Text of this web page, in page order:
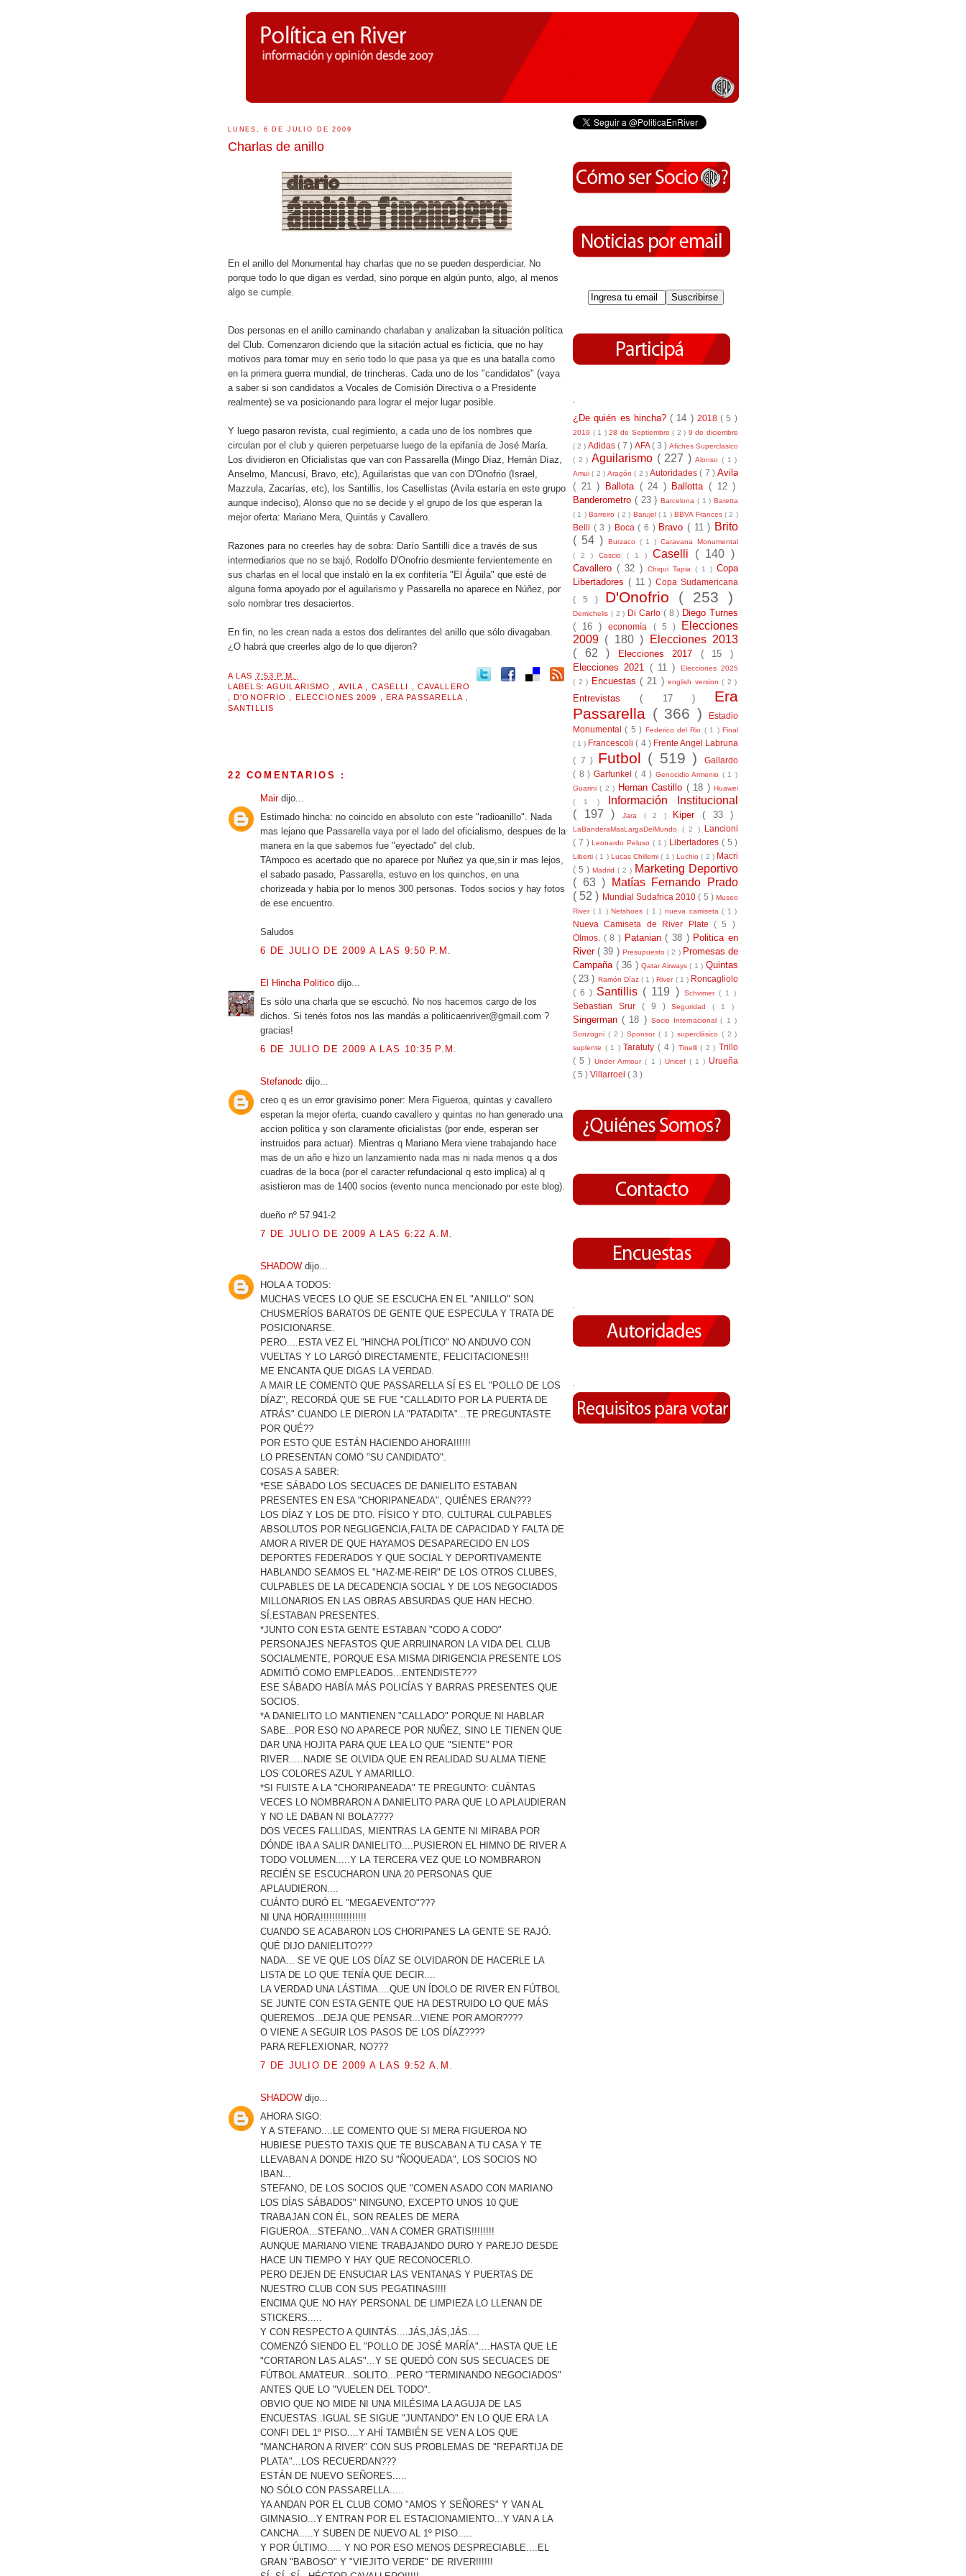
LUNES, 6 DE JULIO DE 2009
Charlas de anillo
En el anillo del Monumental hay charlas que no se pueden desperdiciar. No
porque todo lo que digan es verdad, sino porque en algún punto, algo, al menos
algo se cumple.
Dos personas en el anillo caminando charlaban y analizaban la situación política
del Club. Comenzaron diciendo que la sitación actual es ficticia, que no hay
motivos para tomar muy en serio todo lo que pasa ya que es una batalla como
en la primera guerra mundial, de trincheras. Cada uno de los "candidatos" (vaya
a saber si son candidatos a Vocales de Comisión Directiva o a Presidente
realmente) se va posicionando para lograr el mejor lugar posible.
Y luego pasaron revista, cual regimiento, a cada uno de los nombres que
circulan por el club y quieren perpetuarse luego de la epifanía de José María.
Los dividieron en Oficialistas que van con Passarella (Mingo Díaz, Hernán Díaz,
Anselmo, Mancusi, Bravo, etc), Aguilaristas que van con D'Onofrio (Israel,
Mazzula, Zacarías, etc), los Santillis, los Casellistas (Avila estaría en este grupo
aunque indeciso), Alonso que no se decide y el grupo de los que esperan la
mejor oferta: Mariano Mera, Quintás y Cavallero.
Razones para no creerles hay de sobra: Darío Santilli dice a través de sus
intermediarios que no se bajó, Rodolfo D'Onofrio desmiente fervientemente en
sus charlas en el local que instaló en la ex confitería "El Águila" que esté de
alguna forma apoyado por el aguilarismo y Passarella no aparece en Núñez, por
solo nombrar tres desaciertos.
En fin, no les crean nada a estos dos delirantes del anillo que sólo divagaban.
¿O habrá que creerles algo de lo que dijeron?
A LAS 7:53 P.M.
LABELS: AGUILARISMO AVILA CASELLI
CAVALLERO
,D'ONOFRIO ELECCIONES 2009 ERA PASSARELLA
SANTILLIS
22 COMENTARIOS :
Mair dijo...
Estimado hincha: no coincido en absoluto con este "radioanillo". Nada
mas lejano que Passarella vaya por el lado del oficialismo, despues de la
manera en la que sabemos fue "eyectado" del club.
TAmpoco es acertado que no aparece por Nuñez ya que,sin ir mas lejos,
el sabado pasado, Passarella, estuvo en los quinchos, en una
chorizeada y habia por lo menos 300 personas. Todos socios y hay fotos
de ese encuentro.
Saludos
6 DE JULIO DE 2009 A LAS 9:50 P.M.
El Hincha Politico dijo...
Es sólo una charla que se escuchó. No nos hacemos cargo de los
dichos. Si tenés fotos nos las mandás a politicaenriver@gmail.com ?
gracias!
6 DE JULIO DE 2009 A LAS 10:35 P.M.
Stefanodc dijo...
creo q es un error gravisimo poner: Mera Figueroa, quintas y cavallero
esperan la mejor oferta, cuando cavallero y quintas no han generado una
accion politica y son claramente oficialistas (por ende, esperan ser
instruidos para actuar). Mientras q Mariano Mera viene trabajando hace
mas de un año e hizo un lanzamiento nada mas ni nada menos q a dos
cuadras de la boca (por el caracter refundacional q esto implica) al q
asistieron mas de 1400 socios (evento nunca mencionado por este blog).
dueño nº 57.941-2
7 DE JULIO DE 2009 A LAS 6:22 A.M.
SHADOW dijo...
HOLA A TODOS:
MUCHAS VECES LO QUE SE ESCUCHA EN EL "ANILLO" SON
CHUSMERÍOS BARATOS DE GENTE QUE ESPECULA Y TRATA DE
POSICIONARSE.
PERO....ESTA VEZ EL "HINCHA POLÍTICO" NO ANDUVO CON
VUELTAS Y LO LARGÓ DIRECTAMENTE, FELICITACIONES!!!
ME ENCANTA QUE DIGAS LA VERDAD.
A MAIR LE COMENTO QUE PASSARELLA SÍ ES EL "POLLO DE LOS
DÍAZ", RECORDÁ QUE SE FUE "CALLADITO POR LA PUERTA DE
ATRÁS" CUANDO LE DIERON LA "PATADITA"...TE PREGUNTASTE
POR QUÉ??
POR ESTO QUE ESTÁN HACIENDO AHORA!!!!!!
LO PRESENTAN COMO "SU CANDIDATO".
COSAS A SABER:
*ESE SÁBADO LOS SECUACES DE DANIELITO ESTABAN
PRESENTES EN ESA "CHORIPANEADA", QUIÉNES ERAN???
LOS DÍAZ Y LOS DE DTO. FÍSICO Y DTO. CULTURAL CULPABLES
ABSOLUTOS POR NEGLIGENCIA,FALTA DE CAPACIDAD Y FALTA DE
AMOR A RIVER DE QUE HAYAMOS DESAPARECIDO EN LOS
DEPORTES FEDERADOS Y QUE SOCIAL Y DEPORTIVAMENTE
HABLANDO SEAMOS EL "HAZ-ME-REIR" DE LOS OTROS CLUBES,
CULPABLES DE LA DECADENCIA SOCIAL Y DE LOS NEGOCIADOS
MILLONARIOS EN LAS OBRAS ABSURDAS QUE HAN HECHO.
SÍ.ESTABAN PRESENTES.
*JUNTO CON ESTA GENTE ESTABAN "CODO A CODO"
PERSONAJES NEFASTOS QUE ARRUINARON LA VIDA DEL CLUB
SOCIALMENTE, PORQUE ESA MISMA DIRIGENCIA PRESENTE LOS
ADMITIÓ COMO EMPLEADOS...ENTENDISTE???
ESE SÁBADO HABÍA MÁS POLICÍAS Y BARRAS PRESENTES QUE
SOCIOS.
*A DANIELITO LO MANTIENEN "CALLADO" PORQUE NI HABLAR
SABE...POR ESO NO APARECE POR NUÑEZ, SINO LE TIENEN QUE
DAR UNA HOJITA PARA QUE LEA LO QUE "SIENTE" POR
RIVER.....NADIE SE OLVIDA QUE EN REALIDAD SU ALMA TIENE
LOS COLORES AZUL Y AMARILLO.
*SI FUISTE A LA "CHORIPANEADA" TE PREGUNTO: CUÁNTAS
VECES LO NOMBRARON A DANIELITO PARA QUE LO APLAUDIERAN
Y NO LE DABAN NI BOLA????
DOS VECES FALLIDAS, MIENTRAS LA GENTE NI MIRABA POR
DÓNDE IBA A SALIR DANIELITO....PUSIERON EL HIMNO DE RIVER A
TODO VOLUMEN.....Y LA TERCERA VEZ QUE LO NOMBRARON
RECIÉN SE ESCUCHARON UNA 20 PERSONAS QUE
APLAUDIERON....
CUÁNTO DURÓ EL "MEGAEVENTO"???
NI UNA HORA!!!!!!!!!!!!!!!!
CUANDO SE ACABARON LOS CHORIPANES LA GENTE SE RAJÓ.
QUÉ DIJO DANIELITO???
NADA... SE VE QUE LOS DÍAZ SE OLVIDARON DE HACERLE LA
LISTA DE LO QUE TENÍA QUE DECIR....
LA VERDAD UNA LÁSTIMA....QUE UN ÍDOLO DE RIVER EN FÚTBOL
SE JUNTE CON ESTA GENTE QUE HA DESTRUIDO LO QUE MÁS
QUEREMOS...DEJA QUE PENSAR...VIENE POR AMOR????
O VIENE A SEGUIR LOS PASOS DE LOS DÍAZ????
PARA REFLEXIONAR, NO???
7 DE JULIO DE 2009 A LAS 9:52 A.M.
SHADOW dijo...
AHORA SIGO:
Y A STEFANO....LE COMENTO QUE SI MERA FIGUEROA NO
HUBIESE PUESTO TAXIS QUE TE BUSCABAN A TU CASA Y TE
LLEVABAN A DONDE HIZO SU "ÑOQUEADA", LOS SOCIOS NO
IBAN...
STEFANO, DE LOS SOCIOS QUE "COMEN ASADO CON MARIANO
LOS DÍAS SÁBADOS" NINGUNO, EXCEPTO UNOS 10 QUE
TRABAJAN CON ÉL, SON REALES DE MERA
FIGUEROA...STEFANO...VAN A COMER GRATIS!!!!!!!!
AUNQUE MARIANO VIENE TRABAJANDO DURO Y PAREJO DESDE
HACE UN TIEMPO Y HAY QUE RECONOCERLO.
PERO DEJEN DE ENSUCIAR LAS VENTANAS Y PUERTAS DE
NUESTRO CLUB CON SUS PEGATINAS!!!!
ENCIMA QUE NO HAY PERSONAL DE LIMPIEZA LO LLENAN DE
STICKERS.....
Y CON RESPECTO A QUINTÁS....JÁS,JÁS,JÁS....
COMENZÓ SIENDO EL "POLLO DE JOSÉ MARÍA"....HASTA QUE LE
"CORTARON LAS ALAS"...Y SE QUEDÓ CON SUS SECUACES DE
FÚTBOL AMATEUR...SOLITO...PERO "TERMINANDO NEGOCIADOS"
ANTES QUE LO "VUELEN DEL TODO".
OBVIO QUE NO MIDE NI UNA MILÉSIMA LA AGUJA DE LAS
ENCUESTAS..IGUAL SE SIGUE "JUNTANDO" EN LO QUE ERA LA
CONFI DEL 1º PISO....Y AHÍ TAMBIÉN SE VEN A LOS QUE
"MANCHARON A RIVER" CON SUS PROBLEMAS DE "REPARTIJA DE
PLATA"...LOS RECUERDAN???
ESTÁN DE NUEVO SEÑORES.....
NO SÓLO CON PASSARELLA.....
YA ANDAN POR EL CLUB COMO "AMOS Y SEÑORES" Y VAN AL
GIMNASIO...Y ENTRAN POR EL ESTACIONAMIENTO...Y VAN A LA
CANCHA.....Y SUBEN DE NUEVO AL 1º PISO.....
Y POR ÚLTIMO..... Y NO POR ESO MENOS DESPRECIABLE....EL
GRAN "BABOSO" Y "VIEJITO VERDE" DE RIVER!!!!!!
-
¿De quién es hincha?( 14 ) 2018( 5 )
2019 ( 1 )28 de Septiembre( 2 ) 9 de diciembre
( 2 ) Adidas ( 7 ) AFA( 3 ) Afiches Superclasico
( 2 ) Aguilarismo ( 227 )Alonso( 1 )
Amui( 2 ) Aragón( 2 ) Autoridades( 7 ) Avila
( 21 )
Ballota ( 24 ) Ballotta( 12 )
Banderometro ( 23 ) Barcelona ( 1 ) Baretta
( 1 )Barreiro ( 2 ) Barujel ( 1 )BBVA Frances ( 2 )
Belli ( 3 ) Boca( 6 ) Bravo( 11 ) Brito
( 54 )
Burzaco ( 1 )Caravana Monumental
( 2 ) Cascio ( 1 ) Caselli ( 140 )
Cavallero ( 32 ) Chiqui Tapia ( 1 ) Copa
Libertadores ( 11 )Copa Sudamericana
( 5 ) D'Onofrio ( 253 )
Demichelis ( 2 ) Di Carlo ( 8 ) Diego Turnes
( 16 )economía ( 5 )
Elecciones
2009 ( 180 )
Elecciones 2013
( 62 )
Elecciones 2017 ( 15 )
Elecciones 2021 ( 11 )
Elecciones 2025
( 2 )
Encuestas( 21 )english version( 2 )
Entrevistas( 17 ) Era
Passarella ( 366 )
Estadio
Monumental( 5 ) Federico del Rio ( 1 )Final
( 1 ) Francescoli( 4 ) Frente Angel Labruna
( 7 ) Futbol ( 519 )Gallardo
( 8 ) Garfunkel ( 4 ) Genocidio Armenio ( 1 )
Guarini( 2 ) Hernan Castillo ( 18 )Huawei
( 1 )
Información Institucional
( 197 )
Jara ( 2 ) Kiper( 33 )
LaBanderaMasLargaDelMundo ( 2 ) Lancioni
( 7 )Leonardo Peluso ( 1 ) Libertadores ( 5 )
Liberti( 1 ) Lucas Chillemi( 1 )Luchio( 2 ) Macri
( 5 ) Madrid ( 2 ) Marketing Deportivo
( 63 )
Matías Fernando Prado
( 52 ) Mundial Sudafrica 2010( 5 )Museo
River ( 1 )Netshoes( 1 ) nueva camiseta( 1 )
Nueva Camiseta de River Plate ( 5 )
Olmos. ( 8 ) Patanian( 38 ) Politica en
River( 39 ) Presupuesto( 2 ) Promesas de
Campaña ( 36 )Qatar Airways( 1 )Quintas
( 23 ) Ramón Díaz ( 1 )River ( 1 ) Roncagliolo
( 6 ) Santillis ( 119 ) Schvimer ( 1 )
Sebastian Srur ( 9 )Seguridad( 1 )
Singerman( 18 ) Socio Internacional( 1 )
Sonzogni ( 2 ) Sponsor ( 1 ) superclásico ( 2 )
suplente ( 1 ) Taratuty ( 4 ) Tinelli( 2 ) Trillo
( 5 )Under Armour( 1 ) Unicef ( 1 ) Urueña
( 5 ) Villarroel ( 3 )